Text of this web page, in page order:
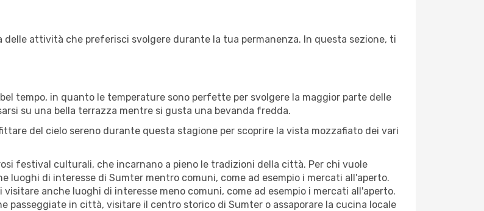
delle attività che preferisci svolgere durante la tua permanenza. In questa sezione, ti
tempo, in quanto le temperature sono perfette per svolgere la maggior parte delle
su una bella terrazza mentre si gusta una bevanda fredda.
del cielo sereno durante questa stagione per scoprire la vista mozzafiato dei vari
festival culturali, che incarnano a pieno le tradizioni della città. Per chi vuole
luoghi di interesse di Sumter mentro comuni, come ad esempio i mercati all'aperto.
anche luoghi di interesse meno comuni, come ad esempio i mercati all'aperto.
passeggiate in città, visitare il centro storico di Sumter o assaporare la cucina locale